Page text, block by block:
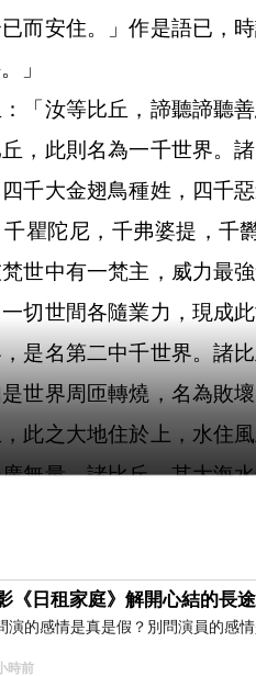
而安住。」作是語已，
」
「汝等比丘，諦聽諦聽
，此則名為一千世界。
千大金翅鳥種姓，四千
瞿陀尼，千弗婆提，千
世中有一梵主，威力最
切世間各隨業力，現成
是名第二中千世界。諸
世界周匝轉燒，名為敗
此之大地住於上，水住
無量。諸比丘，其大海
琉璃頗梨，生種種樹。
挺角出，各高七百由旬
最下級縱廣六十由旬，
《日租家庭》解開心結的長
演的感情是真是假？別問演員的感
時前